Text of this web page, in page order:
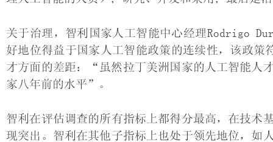
关于治理，智利国家人工智能中心经理Rodrigo
好地位得益于国家人工智能政策的连续性，该政
才方面的差距：“虽然拉丁美洲国家的人工智能人
家八年前的水平”。
智利在评估调查的所有指标上都得分最高，在技术
现突出。智利在其他子指标上也处于领先地位，如